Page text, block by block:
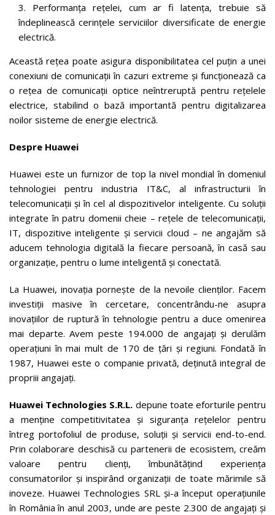
Performanța rețelei, cum ar fi latența, trebuie să
îndeplinească cerințele serviciilor diversificate de energie
electrică.
Această rețea poate asigura disponibilitatea cel puțin a unei
conexiuni de comunicații în cazuri extreme și funcționează ca
o rețea de comunicații optice neîntreruptă pentru rețelele
electrice, stabilind o bază importantă pentru digitalizarea
noilor sisteme de energie electrică.
Despre Huawei
Huawei este un furnizor de top la nivel mondial în domeniul
tehnologiei pentru industria IT&C, al infrastructurii în
telecomunicații și în cel al dispozitivelor inteligente. Cu soluții
integrate în patru domenii cheie – rețele de telecomunicații,
IT, dispozitive inteligente și servicii cloud – ne angajăm să
aducem tehnologia digitală la fiecare persoană, în casă sau
organizație, pentru o lume inteligentă și conectată.
La Huawei, inovația pornește de la nevoile clienților. Facem
investiții masive în cercetare, concentrându-ne asupra
inovațiilor de ruptură în tehnologie pentru a duce omenirea
mai departe. Avem peste 194.000 de angajați și derulăm
operațiuni în mai mult de 170 de țări și regiuni. Fondată în
1987, Huawei este o companie privată, deținută integral de
propriii angajați.
Huawei Technologies S.R.L. depune toate eforturile pentru
a menține competitivitatea și siguranța rețelelor pentru
întreg portofoliul de produse, soluții și servicii end-to-end.
Prin colaborare deschisă cu partenerii de ecosistem, creăm
valoare pentru clienți, îmbunătățind experiența
consumatorilor și inspirând organizații de toate mărimile să
inoveze. Huawei Technologies SRL și-a început operațiunile
în România în anul 2003, unde are peste 2.300 de angajați și